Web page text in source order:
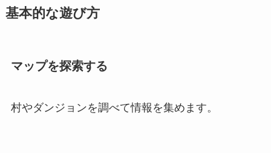
基本的な遊び方
マップを探索する
村やダンジョンを調べて情報を集めます。